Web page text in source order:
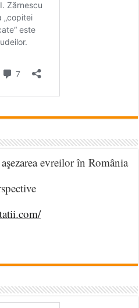
evreilor în România